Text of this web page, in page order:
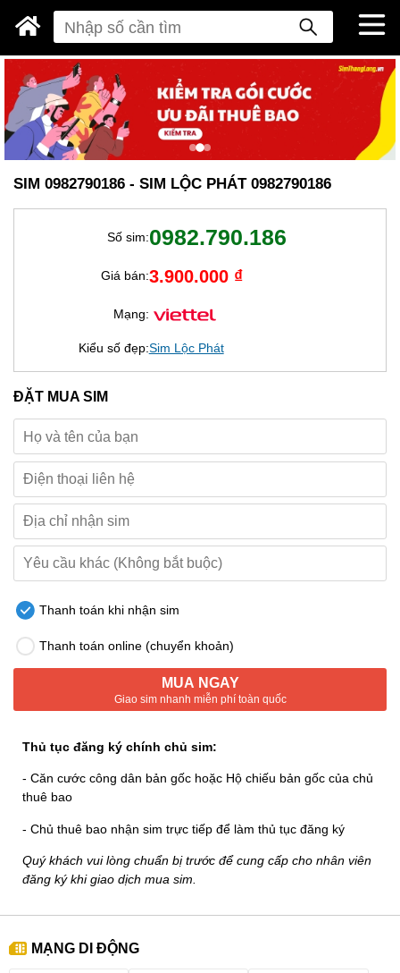
SIM 0982790186 - SIM LỘC PHÁT 0982790186
Số sim:0982.790.186
Giá bán:3.900.000 ₫
Mạng:
Kiểu số đẹp:Sim Lộc Phát
ĐẶT MUA SIM
Thanh toán khi nhận sim
Thanh toán online (chuyển khoản)
MUA NGAY
Giao sim nhanh miễn phí toàn quốc
Thủ tục đăng ký chính chủ sim:
- Căn cước công dân bản gốc hoặc Hộ chiếu bản gốc của chủ
thuê bao
- Chủ thuê bao nhận sim trực tiếp để làm thủ tục đăng ký
Quý khách vui lòng chuẩn bị trước để cung cấp cho nhân viên
đăng ký khi giao dịch mua sim.
MẠNG DI ĐỘNG